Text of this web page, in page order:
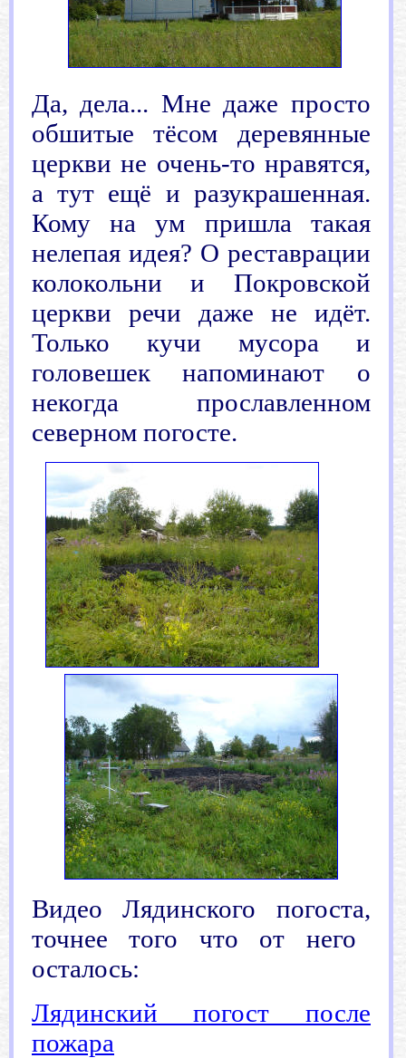
Да, дела... Мне даже просто
обшитые тёсом деревянные
церкви не очень-то нравятся,
а тут ещё и разукрашенная.
Кому на ум пришла такая
нелепая идея? О реставрации
колокольни и Покровской
церкви речи даже не идёт.
Только кучи мусора и
головешек напоминают о
некогда прославленном
северном погосте.
Видео Лядинского погоста,
точнее того что от него
осталось:
Лядинский погост после
пожара